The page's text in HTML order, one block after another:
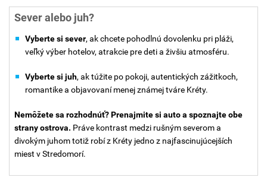
Sever alebo juh?
Vyberte si sever, ak chcete pohodlnú dovolenku pri pláži,
veľký výber hotelov, atrakcie pre deti a živšiu atmosféru.
Vyberte si juh, ak túžite po pokoji, autentických zážitkoch,
romantike a objavovaní menej známej tváre Kréty.
Nemôžete sa rozhodnúť? Prenajmite si auto a spoznajte obe
strany ostrova. Práve kontrast medzi rušným severom a
divokým juhom totiž robí z Kréty jedno z najfascinujúcejších
miest v Stredomorí.